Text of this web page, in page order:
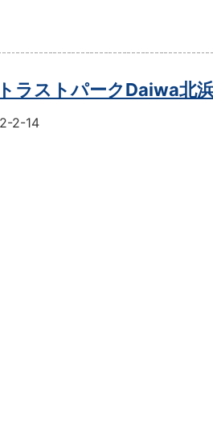
ラストパークDaiwa北
2-14